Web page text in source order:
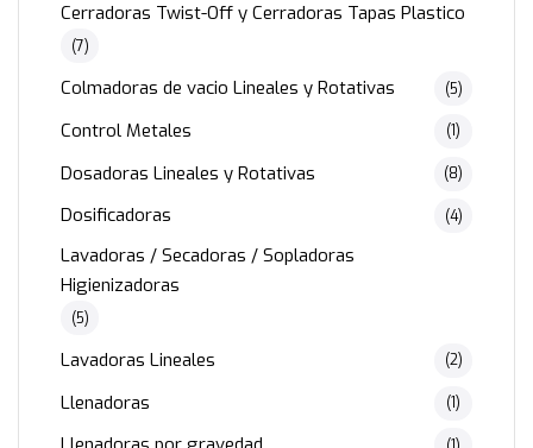
Cerradoras Twist-Off y Cerradoras Tapas Plastico
(7)
Colmadoras de vacio Lineales y Rotativas (5)
Control Metales (1)
Dosadoras Lineales y Rotativas (8)
Dosificadoras (4)
Lavadoras / Secadoras / Sopladoras
Higienizadoras
(5)
Lavadoras Lineales (2)
Llenadoras (1)